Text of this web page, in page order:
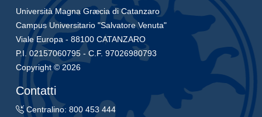
Università Magna Græcia di Catanzaro
Campus Universitario "Salvatore Venuta"
Viale Europa - 88100 CATANZARO
P.I. 02157060795 - C.F. 97026980793
Copyright © 2026
Contatti
Centralino: 800 453 444